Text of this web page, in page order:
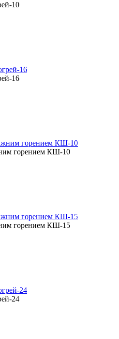
10
16
горением КШ-10
горением КШ-15
24